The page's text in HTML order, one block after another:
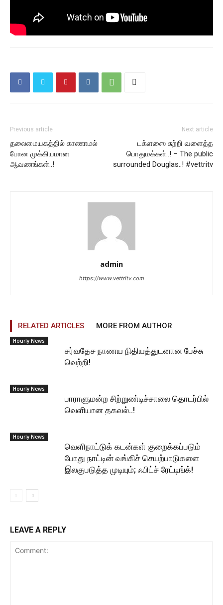
Previous article
தலைமையகத்தில் காணாமல்
போன முக்கியமான
ஆவணங்கள்..!
Next article
டக்ளஸை சுற்றி வளைத்த
பொதுமக்கள்..! – The public
surrounded Douglas..! #vettritv
admin
https://www.vettritv.com
RELATED ARTICLES MORE FROM AUTHOR
Hourly News
சர்வதேச நாணய நிதியத்துடனான பேச்சு
வெற்றி!
Hourly News
பாராளுமன்ற சிற்றுண்டிச்சாலை தொடர்பில்
வெளியான தகவல்..!
Hourly News
வெளிநாட்டுக் கடன்கள் குறைக்கப்படும்
போது நாட்டின் வங்கிச் செயற்பாடுகளை
இலகுபடுத்த முடியும்; ஃபிட்ச் ரேட்டிங்க்!
LEAVE A REPLY